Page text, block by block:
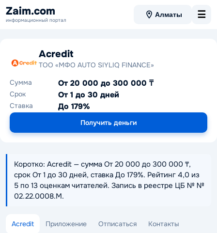
Zaim.com
информационный портал
Алматы ☰
Acredit
ТОО «МФО AUTO SIYLIQ FINANCE»
Сумма
От 20 000 до 300 000 ₸
Срок От 1 до 30 дней
Ставка До 179%
Получить деньги
Коротко: Acredit — сумма От 20 000 до 300 000 ₸,
срок От 1 до 30 дней, ставка До 179%. Рейтинг 4,0 из
5 по 13 оценкам читателей. Запись в реестре ЦБ № №
02.22.0008.М.
Acredit Приложение Отписаться Контакты